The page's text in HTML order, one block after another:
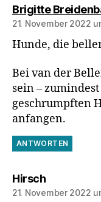
Brigitte
21. November 2022
Hunde, die
Bei van der
sein –
geschrumpften
anfangen.
ANTWORTEN
Hirschsagt:
21. November 2022